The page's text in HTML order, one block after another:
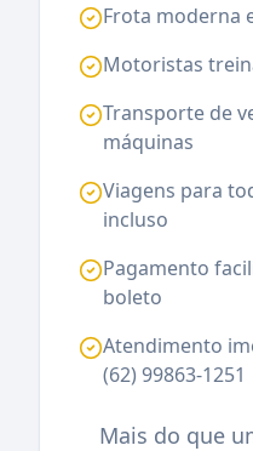
Frota moderna
Motoristas
Transporte de
máquinas
Viagens para
incluso
Pagamento
boleto
Atendimento
(62) 99863-1251
Mais do que